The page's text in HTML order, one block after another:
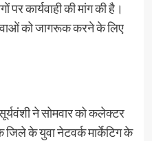
कार्यवाही की मांग की है।
को जागरूक करने के लिए
ने सोमवार को कलेक्टर
जिले के युवा नेटवर्क मार्केटिग के